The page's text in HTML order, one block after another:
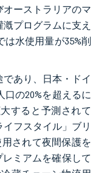
ーストラリアのマ
プログラムに支え
は水使用量が35%削
あり、日本・ドイ
の20%を超えるに
すると予測されて
フスタイル」ブリ
されて夜間保護を
ミアムを確保して